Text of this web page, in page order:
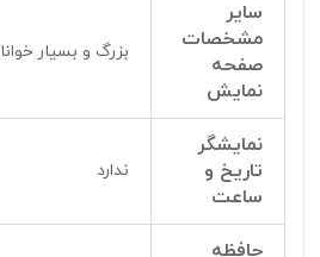
سایر
مشخصات
صفحه
نمایش
بزرگ و بسیار خوانا
نمایشگر
تاریخ و
ساعت
ندارد
حافظه